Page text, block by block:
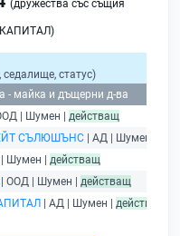
(дружества със същия
КАПИТАЛ)
статус)
- майка и дъщерни д-ва
| Шумен | действащ
СЪЛЮШЪНС | АД | Шумен |
Шумен | действащ
| ООД | Шумен | действащ
| АД | Шумен | действащ